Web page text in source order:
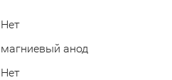
Нет
магниевый анод
Нет